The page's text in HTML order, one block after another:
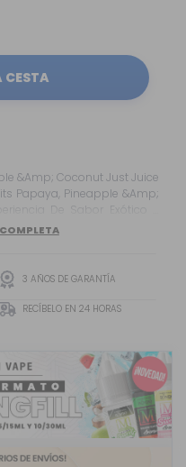
CESTA
&Amp; Coconut Just Juice
Para Un Vapeo
3 AÑOS DE GARANTÍA
RECÍBELO EN 24 HORAS